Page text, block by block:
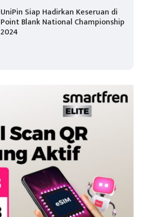
UniPin Siap Hadirkan Keseruan di
Point Blank National Championship
2024